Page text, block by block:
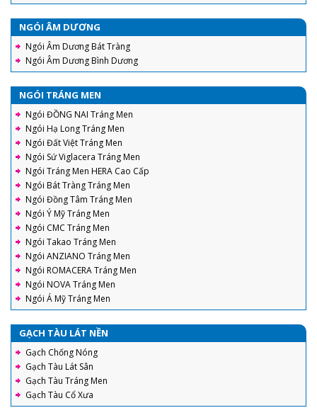
NGÓI ÂM DƯƠNG
Ngói Âm Dương Bát Tràng
Ngói Âm Dương Bình Dương
NGÓI TRÁNG MEN
Ngói ĐỒNG NAI Tráng Men
Ngói Hạ Long Tráng Men
Ngói Đất Việt Tráng Men
Ngói Sứ Viglacera Tráng Men
Ngói Tráng Men HERA Cao Cấp
Ngói Bát Tràng Tráng Men
Ngói Đồng Tâm Tráng Men
Ngói Ý Mỹ Tráng Men
Ngói CMC Tráng Men
Ngói Takao Tráng Men
Ngói ANZIANO Tráng Men
Ngói ROMACERA Tráng Men
Ngói NOVA Tráng Men
Ngói Á Mỹ Tráng Men
GẠCH TÀU LÁT NỀN
Gạch Chống Nóng
Gạch Tàu Lát Sân
Gạch Tàu Tráng Men
Gạch Tàu Cổ Xưa